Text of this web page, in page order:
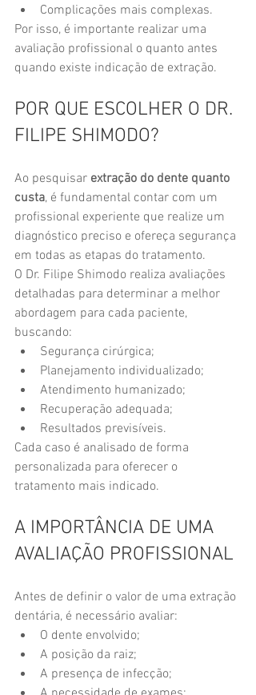
Complicações mais complexas.
Por isso, é importante realizar uma
avaliação profissional o quanto antes
quando existe indicação de extração.
POR QUE ESCOLHER O DR.
FILIPE SHIMODO?
Ao pesquisar extração do dente quanto
custa, é fundamental contar com um
profissional experiente que realize um
diagnóstico preciso e ofereça segurança
em todas as etapas do tratamento.
O Dr. Filipe Shimodo realiza avaliações
detalhadas para determinar a melhor
abordagem para cada paciente,
buscando:
Segurança cirúrgica;
Planejamento individualizado;
Atendimento humanizado;
Recuperação adequada;
Resultados previsíveis.
Cada caso é analisado de forma
personalizada para oferecer o
tratamento mais indicado.
A IMPORTÂNCIA DE UMA
AVALIAÇÃO PROFISSIONAL
Antes de definir o valor de uma extração
dentária, é necessário avaliar:
O dente envolvido;
A posição da raiz;
A presença de infecção;